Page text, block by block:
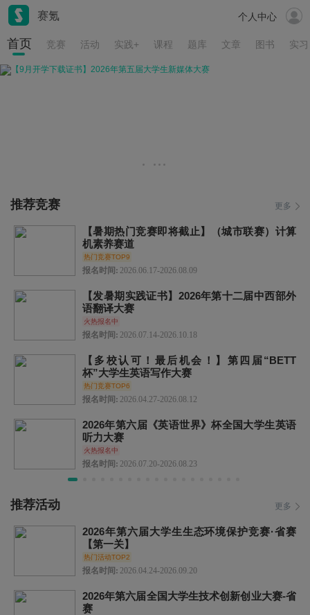
赛氪 个人中心
首页 竞赛 活动 实践+ 课程 题库 文章 图书 实习
推荐竞赛 更多
【暑期热门竞赛即将截止】（城市联赛）计算
机素养赛道
热门竞赛TOP9
报名时间: 2026.06.17-2026.08.09
【发暑期实践证书】2026年第十二届中西部外
语翻译大赛
火热报名中
报名时间: 2026.07.14-2026.10.18
【多校认可！最后机会！】第四届“BETT
杯”大学生英语写作大赛
热门竞赛TOP6
报名时间: 2026.04.27-2026.08.12
2026年第六届《英语世界》杯全国大学生英语
听力大赛
火热报名中
报名时间: 2026.07.20-2026.08.23
推荐活动 更多
2026年第六届大学生生态环境保护竞赛·省赛
【第一关】
热门活动TOP2
报名时间: 2026.04.24-2026.09.20
2026年第六届全国大学生技术创新创业大赛-省
赛